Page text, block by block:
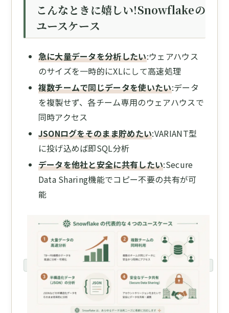
こんなときに嬉しい!Snowflakeの
ユースケース
急に大量データを分析したい:ウェアハウス
のサイズを一時的にXLにして高速処理
複数チームで同じデータを使いたい:データ
を複製せず、各チーム専用のウェアハウスで
同時アクセス
JSONログをそのまま貯めたい:VARIANT型
に投げ込めば即SQL分析
データを他社と安全に共有したい:Secure
Data Sharing機能でコピー不要の共有が可
能